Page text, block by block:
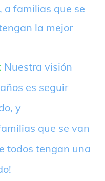
a familias que se
la mejor
Nuestra visión
es seguir
y
que se van
todos tengan una